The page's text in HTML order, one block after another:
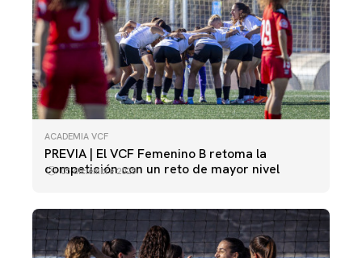
ACADEMIA VCF
PREVIA | El VCF Femenino B retoma la
competición con un reto de mayor nivel
05 diciembre 2025